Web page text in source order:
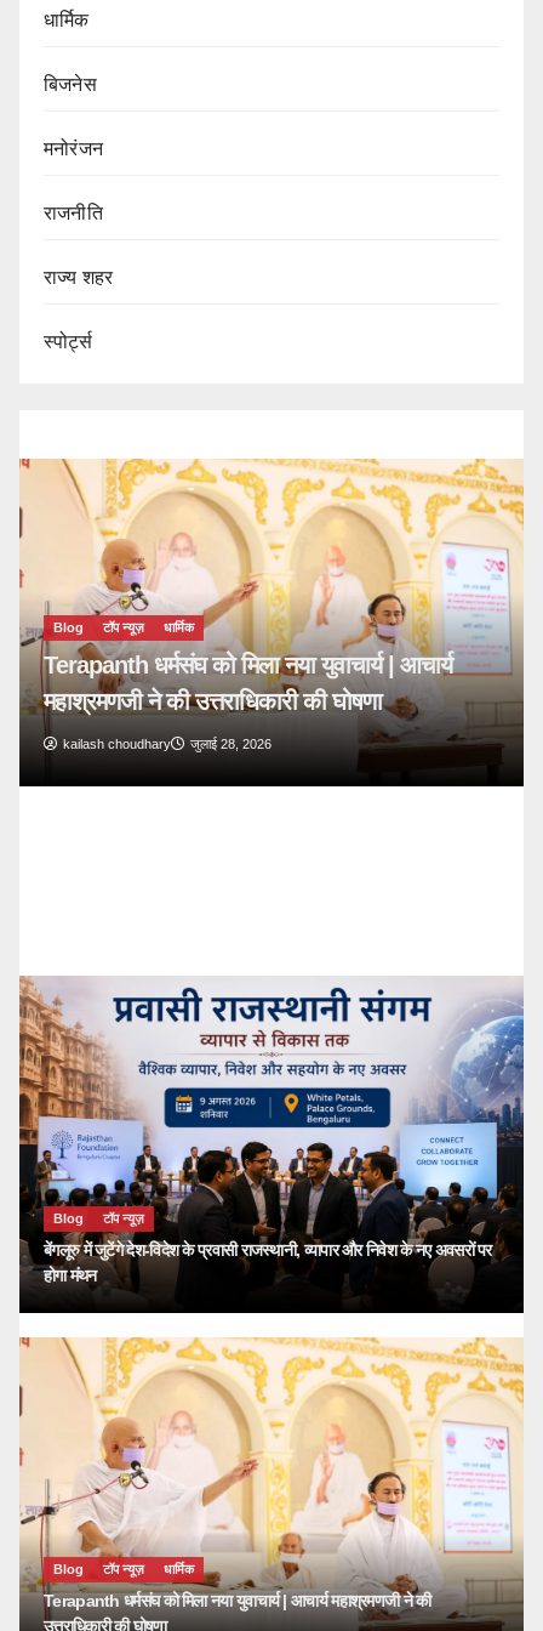
धार्मिक
बिजनेस
मनोरंजन
राजनीति
राज्य शहर
स्पोर्ट्स
Blog टॉप न्यूज़
बेंगलूरु में जुटेंगे देश-विदेश के प्रवासी राजस्थानी, व्यापार और निवेश के नए अवसरों पर
होगा मंथन
Blog टॉप न्यूज़ धार्मिक
Terapanth धर्मसंघ को मिला नया युवाचार्य | आचार्य महाश्रमणजी ने की
उत्तराधिकारी की घोषणा